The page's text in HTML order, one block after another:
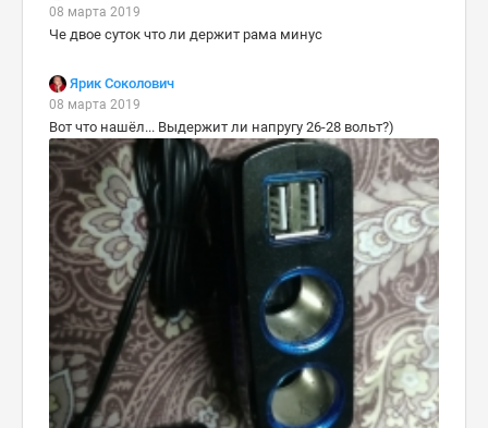
08 марта 2019
Че двое суток что ли держит рама минус
Ярик Соколович
08 марта 2019
Вот что нашёл... Выдержит ли напругу 26-28 вольт?)